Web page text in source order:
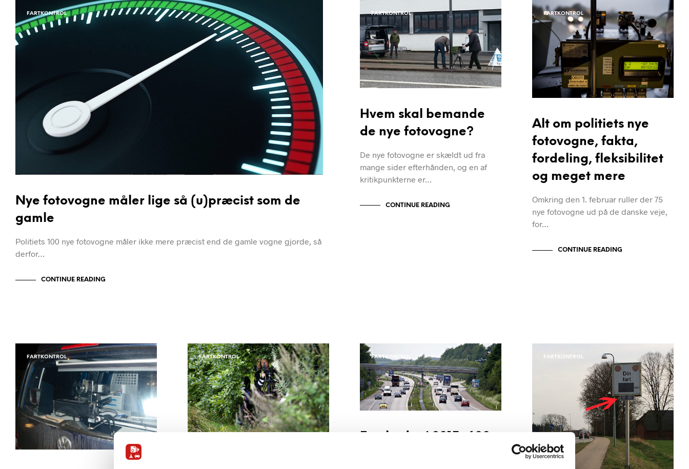
FARTKONTROL
Nye fotovogne måler lige så (u)præcist som de
gamle
Politiets 100 nye fotovogne måler ikke mere præcist end de gamle vogne gjorde, så
derfor…
CONTINUE READING
FARTKONTROL
Hvem skal bemande
de nye fotovogne?
De nye fotovogne er skældt ud fra
mange sider efterhånden, og en af
kritikpunkterne er…
CONTINUE READING
FARTKONTROL
Alt om politiets nye
fotovogne, fakta,
fordeling, fleksibilitet
og meget mere
Omkring den 1. februar ruller der 75
nye fotovogne ud på de danske veje,
for…
CONTINUE READING
FARTKONTROL FARTKONTROL FARTKONTROL FARTKONTROL